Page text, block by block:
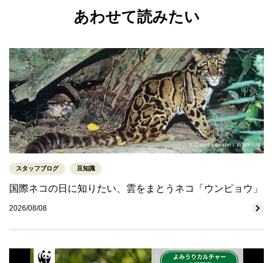
あわせて読みたい
© David Lawson / WWF-UK
スタッフブログ 豆知識
国際ネコの日に知りたい、雲をまとうネコ「ウンピョウ」
2026/08/08